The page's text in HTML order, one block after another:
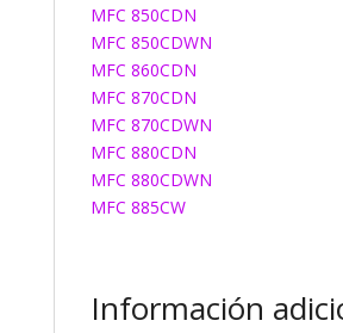
MFC 850CDN
MFC 850CDWN
MFC 860CDN
MFC 870CDN
MFC 870CDWN
MFC 880CDN
MFC 880CDWN
MFC 885CW
Información